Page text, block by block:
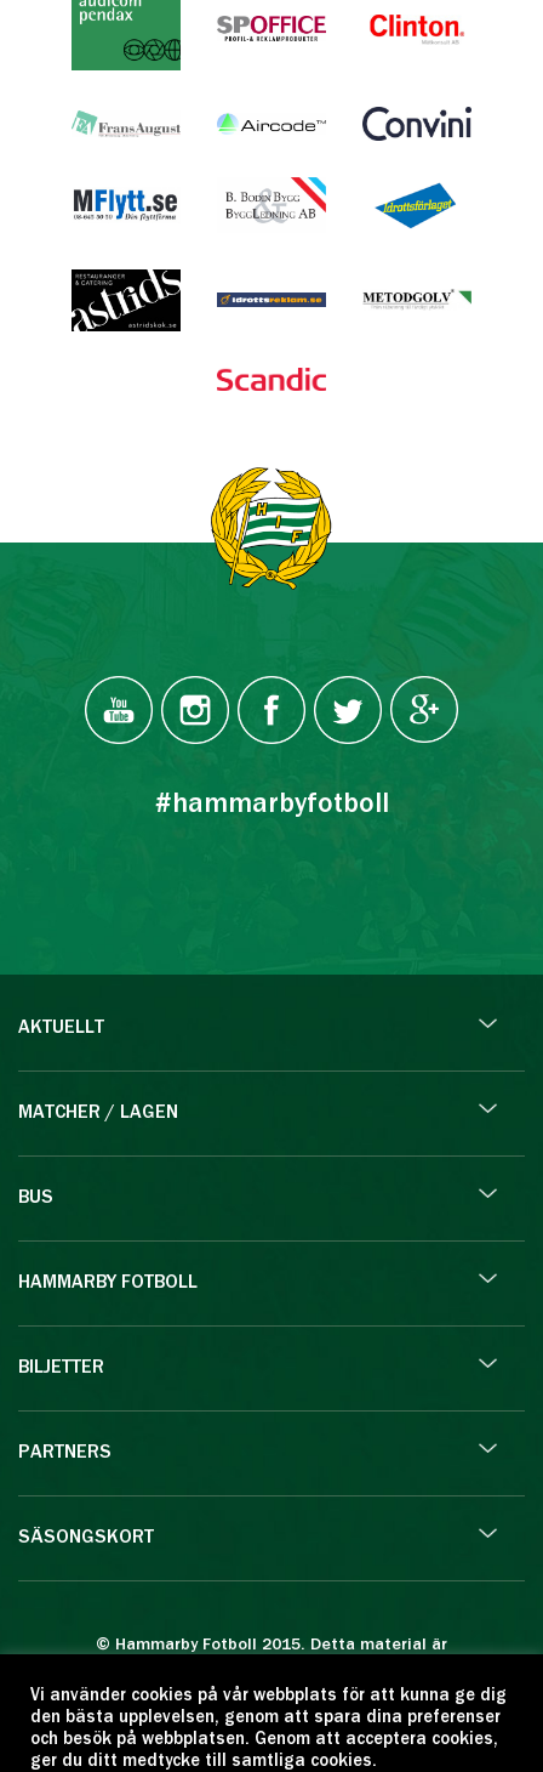
#hammarbyfotboll
AKTUELLT
MATCHER / LAGEN
BUS
HAMMARBY FOTBOLL
BILJETTER
PARTNERS
SÄSONGSKORT
© Hammarby Fotboll 2015. Detta material är
Eftertryck eller annan kopiering är förbjuden.
Citera oss gärna men ange källan:
www.hammarbyfotboll.se. Ansvarig utgivare:
Vi använder cookies på vår webbplats för att kunna ge dig
den bästa upplevelsen, genom att spara dina preferenser
och besök på webbplatsen. Genom att acceptera cookies,
ger du ditt medtycke till samtliga cookies.